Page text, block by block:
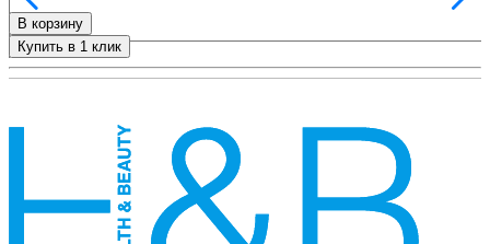
+
В корзину
Купить в 1 клик